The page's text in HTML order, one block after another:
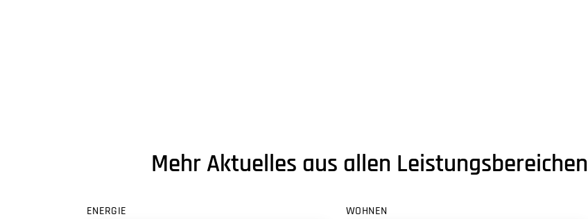
Mehr Aktuelles aus allen Leistungsbereichen
ENERGIE WOHNEN